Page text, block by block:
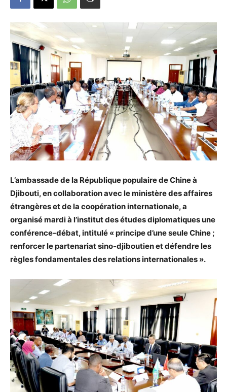
L’ambassade de la République populaire de Chine à
Djibouti, en collaboration avec le ministère des affaires
étrangères et de la coopération internationale, a
organisé mardi à l’institut des études diplomatiques une
conférence-débat, intitulé « principe d’une seule Chine ;
renforcer le partenariat sino-djiboutien et défendre les
règles fondamentales des relations internationales ».